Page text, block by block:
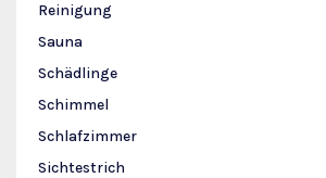
Reinigung
Sauna
Schädlinge
Schimmel
Schlafzimmer
Sichtestrich